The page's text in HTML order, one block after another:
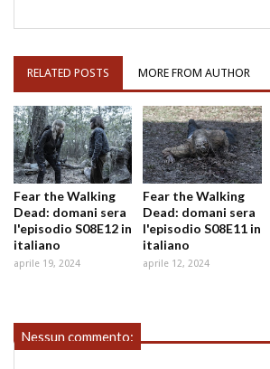
RELATED POSTS MORE FROM AUTHOR
Fear the Walking
Dead: domani sera
l'episodio S08E12 in
italiano
aprile 19, 2024
Fear the Walking
Dead: domani sera
l'episodio S08E11 in
italiano
aprile 12, 2024
Nessun commento: